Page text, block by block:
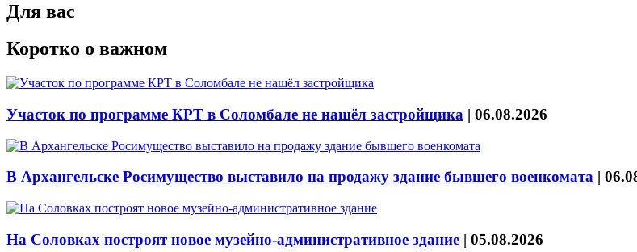
Для вас
Коротко о важном
Участок по программе КРТ в Соломбале не нашёл застройщика | 06.08.2026
В Архангельске Росимущество выставило на продажу здание бывшего военкомата |
На Соловках построят новое музейно-административное здание | 05.08.2026